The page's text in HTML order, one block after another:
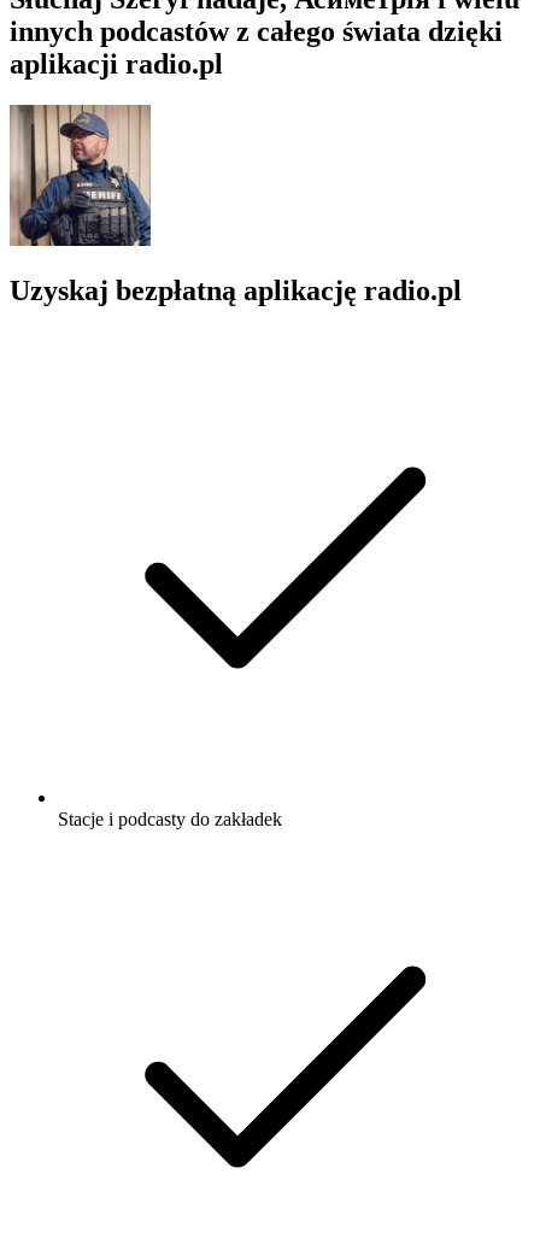
innych podcastów z całego świata dzięki
aplikacji radio.pl
Uzyskaj bezpłatną aplikację radio.pl
Stacje i podcasty do zakładek